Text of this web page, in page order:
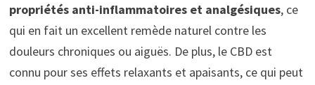
propriétés anti-inflammatoires et analgésiques, ce
qui en fait un excellent remède naturel contre les
douleurs chroniques ou aiguës. De plus, le CBD est
connu pour ses effets relaxants et apaisants, ce qui peut